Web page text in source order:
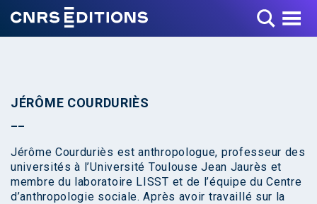
Toggle Menu
JÉRÔME COURDURIÈS
Jérôme Courduriès est anthropologue, professeur des
universités à l’Université Toulouse Jean Jaurès et
membre du laboratoire LISST et de l’équipe du Centre
d’anthropologie sociale. Après avoir travaillé sur la